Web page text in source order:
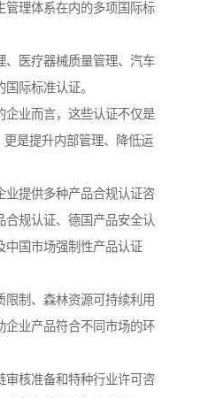
管理体系在内的多项国际标
、医疗器械质量管理、汽车
际标准认证。
企业而言，这些认证不仅是
更是提升内部管理、降低运
业提供多种产品合规认证咨
合规认证、德国产品安全认
中国市场强制性产品认证
限制、森林资源可持续利用
企业产品符合不同市场的环
审核准备和特种行业许可咨